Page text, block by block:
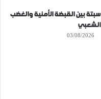
سبتة بين القبضة الأمنية والغضب
الشعبي
03/08/2026